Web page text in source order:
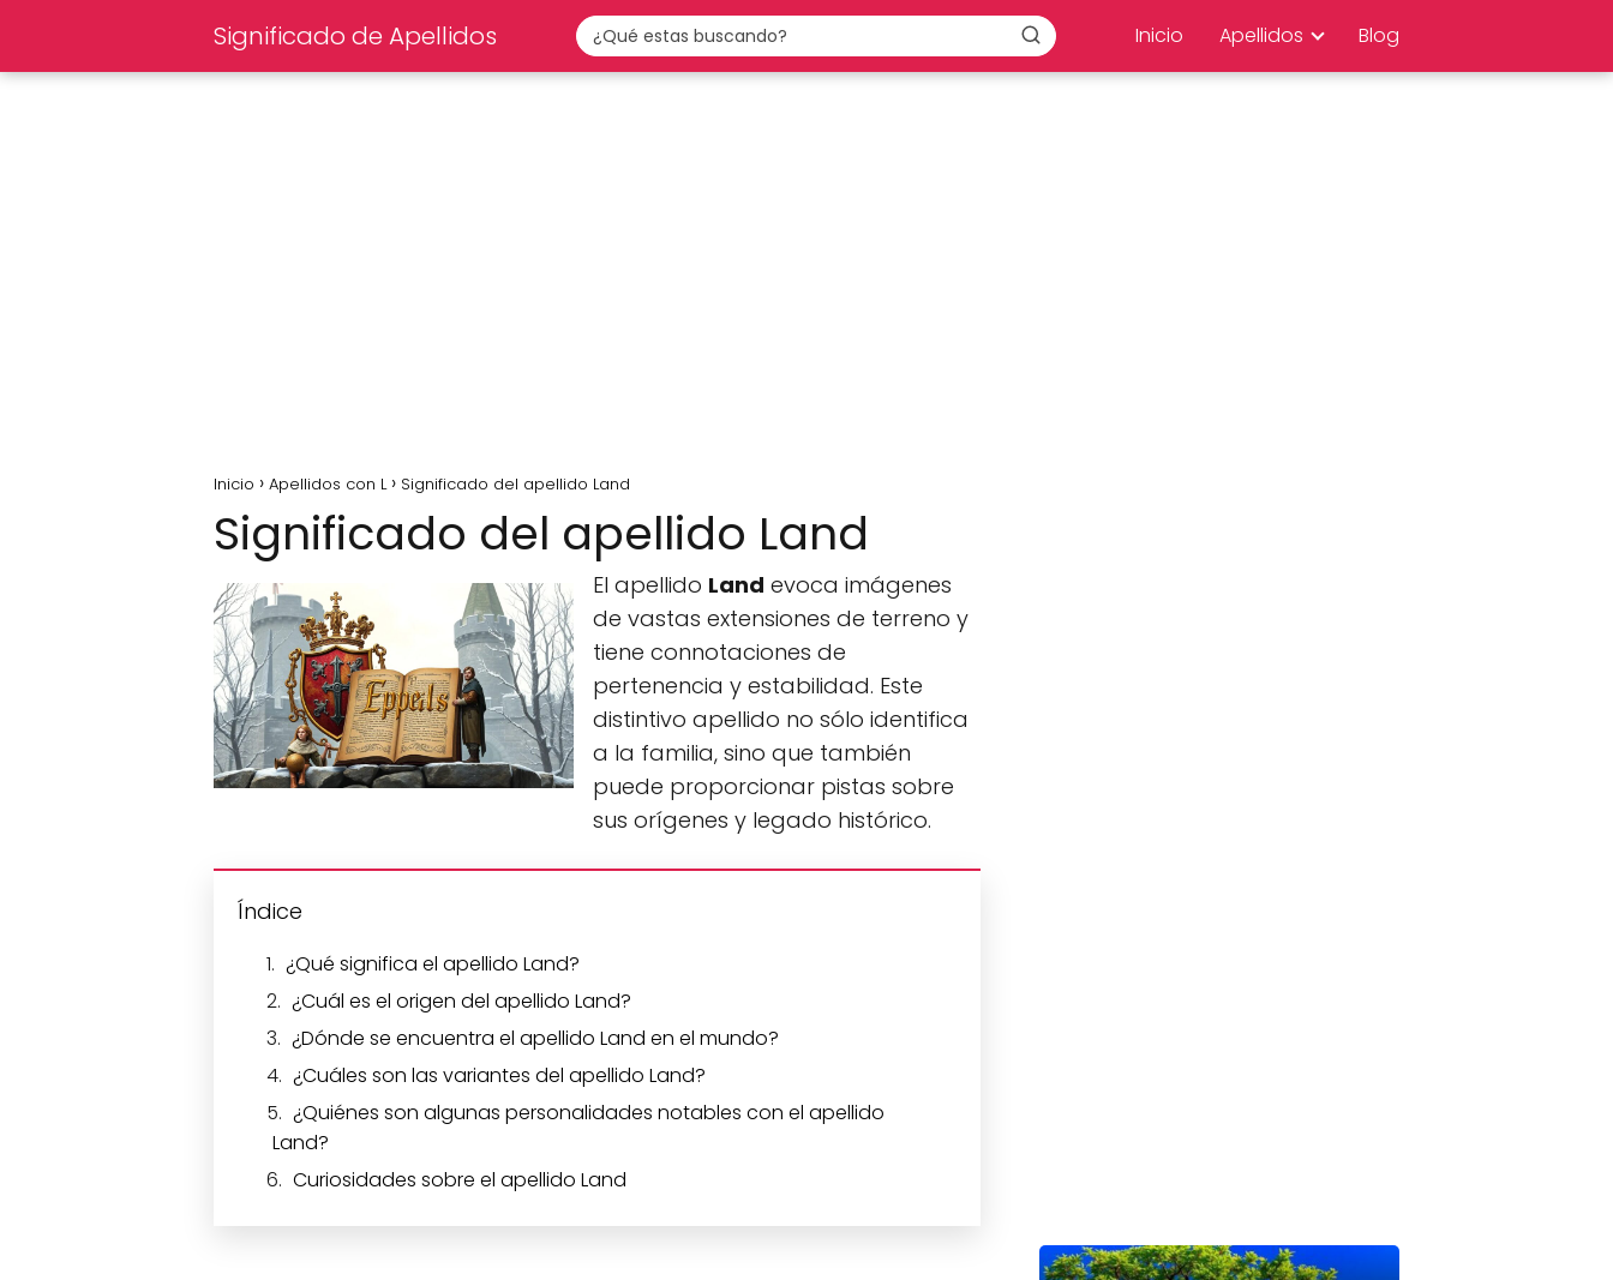
Significado de Apellidos Inicio Apellidos Blog
Inicio Apellidos con L Significado del apellido Land
Significado del apellido Land
El apellido Land evoca imágenes
de vastas extensiones de terreno y
tiene connotaciones de
pertenencia y estabilidad. Este
distintivo apellido no sólo identifica
a la familia, sino que también
puede proporcionar pistas sobre
sus orígenes y legado histórico.
Índice
¿Qué significa el apellido Land?
¿Cuál es el origen del apellido Land?
¿Dónde se encuentra el apellido Land en el mundo?
¿Cuáles son las variantes del apellido Land?
¿Quiénes son algunas personalidades notables con el apellido
Land?
Curiosidades sobre el apellido Land